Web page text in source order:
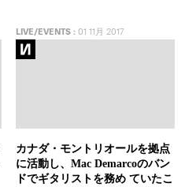
LIVE/EVENTS:01 11月 2017
カナダ・モントリオールを拠点
に活動し、Mac Demarcoのバン
ドでギタリストを務め ていたこ